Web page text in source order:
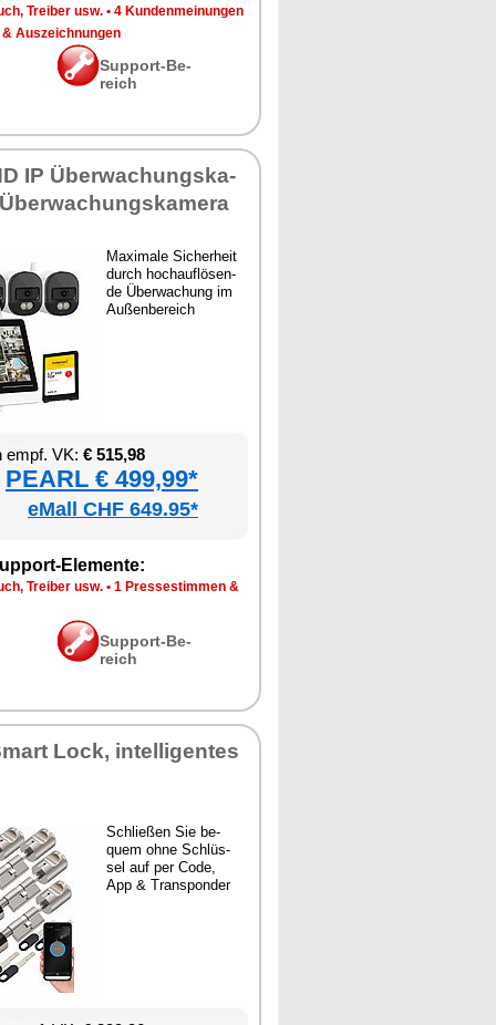
Trei­ber usw. • 4 Kun­den­mei­nun­gen
Aus­zeich­nun­gen
Sup­port-Be­
reich
IP Über­wa­chungs­ka­
Ma­xi­ma­le Si­cher­heit
durch hoch­auf­lö­sen­
de Über­wa­chung im
Au­ßen­be­reich
empf. VK: € 515,98
PEARL € 499,99*
eMall CHF 649.95*
Ele­men­te:
Trei­ber usw. • 1 Pres­se­stim­men &
Sup­port-Be­
reich
Lock, in­tel­li­gen­tes
Schlie­ßen Sie be­
quem oh­ne Schlüs­
sel auf per Code,
App & Trans­pon­der